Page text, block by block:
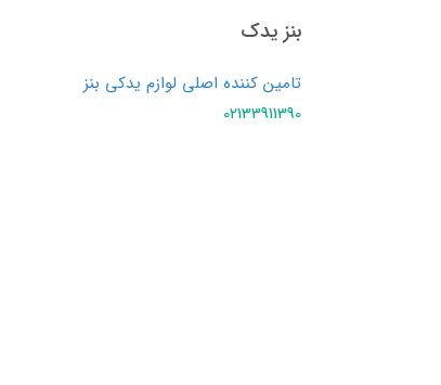
بنز یدک
تامین کننده اصلی لوازم یدکی بنز
02133911390